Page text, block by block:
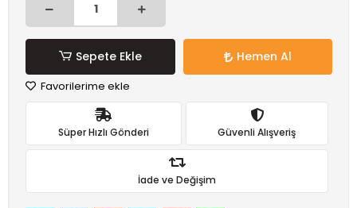
Sepete Ekle Hemen Al
Favorilerime ekle
Süper Hızlı Gönderi Güvenli Alışveriş
İade ve Değişim